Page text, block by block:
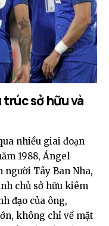
sở hữu và
nhiều giai đoạn
1988, Ángel
người Tây Ban Nha,
chủ sở hữu kiêm
đạo của ông,
không chỉ về mặt